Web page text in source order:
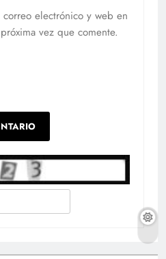
electrónico y web en
vez que comente.